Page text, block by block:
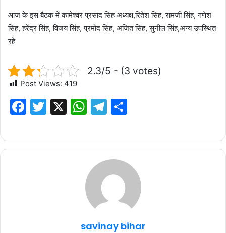
आज के इस बैठक में कामेश्वर प्रसाद सिंह अध्यक्ष,रितेश सिंह, रामजी सिंह, गणेश
सिंह, हरेंद्र सिंह, विजय सिंह, प्रमोद सिंह, अजित सिंह, सुनील सिंह,अन्य उपस्थित
रहे
2.3/5 - (3 votes)
Post Views: 419
F
c
e
T
it
te
X
W
at
s
A
p
T
e
g
ra
ar
e
savinay bihar